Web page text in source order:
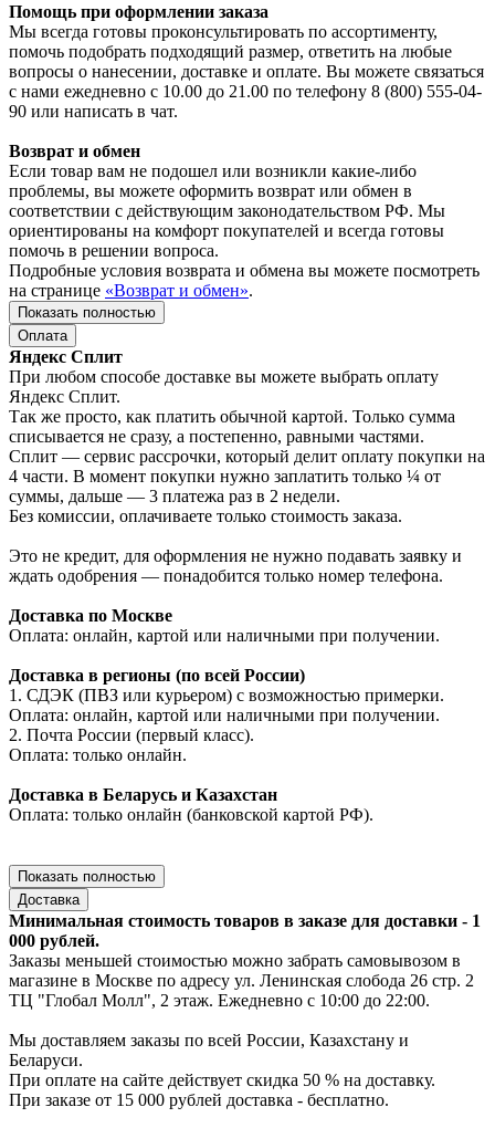
Помощь при оформлении заказа
Мы всегда готовы проконсультировать по ассортименту,
помочь подобрать подходящий размер, ответить на любые
вопросы о нанесении, доставке и оплате. Вы можете связаться
с нами ежедневно с 10.00 до 21.00 по телефону 8 (800) 555-04-
90 или написать в чат.
Возврат и обмен
Если товар вам не подошел или возникли какие-либо
проблемы, вы можете оформить возврат или обмен в
соответствии с действующим законодательством РФ. Мы
ориентированы на комфорт покупателей и всегда готовы
помочь в решении вопроса.
Подробные условия возврата и обмена вы можете посмотреть
на странице «Возврат и обмен».
Показать полностью
Оплата
Яндекс Сплит
При любом способе доставке вы можете выбрать оплату
Яндекс Сплит.
Так же просто, как платить обычной картой. Только сумма
списывается не сразу, а постепенно, равными частями.
Сплит — сервис рассрочки, который делит оплату покупки на
4 части. В момент покупки нужно заплатить только ¼ от
суммы, дальше — 3 платежа раз в 2 недели.
Без комиссии, оплачиваете только стоимость заказа.
Это не кредит, для оформления не нужно подавать заявку и
ждать одобрения — понадобится только номер телефона.
Доставка по Москве
Оплата: онлайн, картой или наличными при получении.
Доставка в регионы (по всей России)
1. СДЭК (ПВЗ или курьером) с возможностью примерки.
Оплата: онлайн, картой или наличными при получении.
2. Почта России (первый класс).
Оплата: только онлайн.
Доставка в Беларусь и Казахстан
Оплата: только онлайн (банковской картой РФ).
Показать полностью
Доставка
Минимальная стоимость товаров в заказе для доставки - 1
000 рублей.
Заказы меньшей стоимостью можно забрать самовывозом в
магазине в Москве по адресу ул. Ленинская слобода 26 стр. 2
ТЦ "Глобал Молл", 2 этаж. Ежедневно с 10:00 до 22:00.
Мы доставляем заказы по всей России, Казахстану и
Беларуси.
При оплате на сайте действует скидка 50 % на доставку.
При заказе от 15 000 рублей доставка - бесплатно.